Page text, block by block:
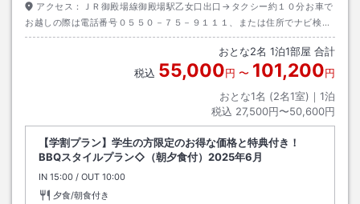
アクセス：
ＪＲ御殿場線御殿場駅乙女口出口→タクシー約１０分お車で
お越しの際は電話番号０５５０－７５－９１１１、または住所でナビ検索
いただきますようお願いします。
おとな2名 1泊1部屋 合計
税込 55,000円 〜 101,200円
おとな1名 (2名1室)｜ 1泊
税込 27,500円〜50,600円
【学割プラン】学生の方限定のお得な価格と特典付き！
BBQスタイルプラン◇（朝夕食付）2025年6月
IN チェックイン
15:00 / OUT チェックアウト
10:00
夕食/朝食付き